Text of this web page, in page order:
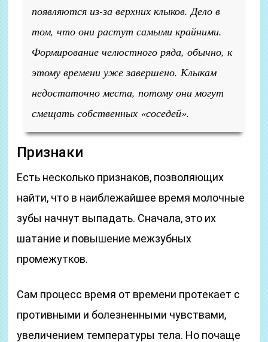
появляются из-за верхних клыков. Дело в
том, что они растут самыми крайними.
Формирование челюстного ряда, обычно, к
этому времени уже завершено. Клыкам
недостаточно места, потому они могут
смещать собственных «соседей».
Признаки
Есть несколько признаков, позволяющих
найти, что в наиблежайшее время молочные
зубы начнут выпадать. Сначала, это их
шатание и повышение межзубных
промежутков.
Сам процесс время от времени протекает с
противными и болезненными чувствами,
увеличением температуры тела. Но почаще